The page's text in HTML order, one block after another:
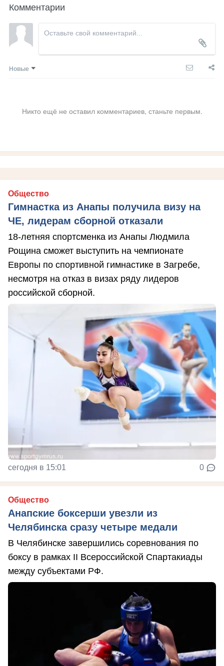
Комментарии
Новые
Никто ещё не оставил комментариев, станьте первым.
Общество
Гимнастка из Анапы получила визу на
ЧЕ, лидерам сборной отказали
18-летняя спортсменка из Анапы Людмила
Рощина сможет выступить на чемпионате
Европы по спортивной гимнастике в Загребе,
несмотря на отказ в визах ряду лидеров
российской сборной.
сегодня в 15:01 0
Общество
Анапские боксерши увезли из
Челябинска сразу четыре медали
В Челябинске завершились соревнования по
боксу в рамках II Всероссийской Спартакиады
между субъектами РФ.